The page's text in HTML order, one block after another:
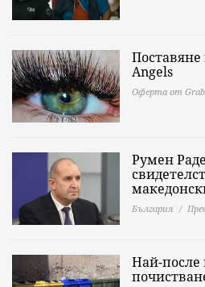
Angels
Оферта от
Румен
България
Най-после